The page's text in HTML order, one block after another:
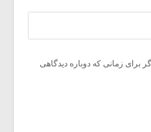
برای زمانی که دوباره دیدگاهی